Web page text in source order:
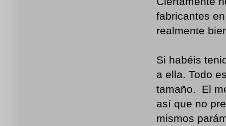
fabricantes
realmente
Si habéis
a ella. Todo
tamaño.
El
así que no
mismos